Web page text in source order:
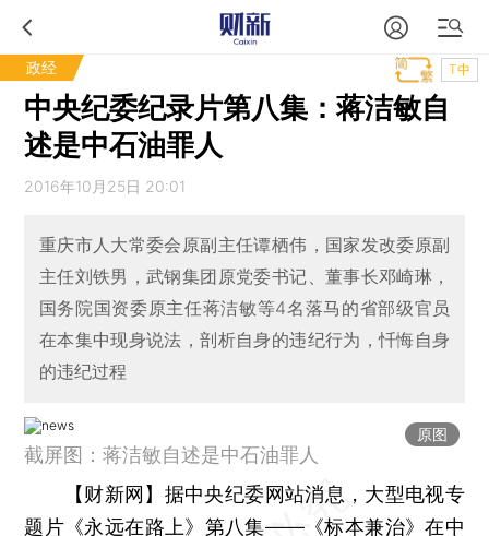
政经 T中
中央纪委纪录片第八集：蒋洁敏自
述是中石油罪人
2016年10月25日 20:01
重庆市人大常委会原副主任谭栖伟，国家发改委原副
主任刘铁男，武钢集团原党委书记、董事长邓崎琳，
国务院国资委原主任蒋洁敏等4名落马的省部级官员
在本集中现身说法，剖析自身的违纪行为，忏悔自身
的违纪过程
原图
截屏图：蒋洁敏自述是中石油罪人
【财新网】 据中央纪委网站消息，大型电视专
题片《永远在路上》第八集——《标本兼治》在中